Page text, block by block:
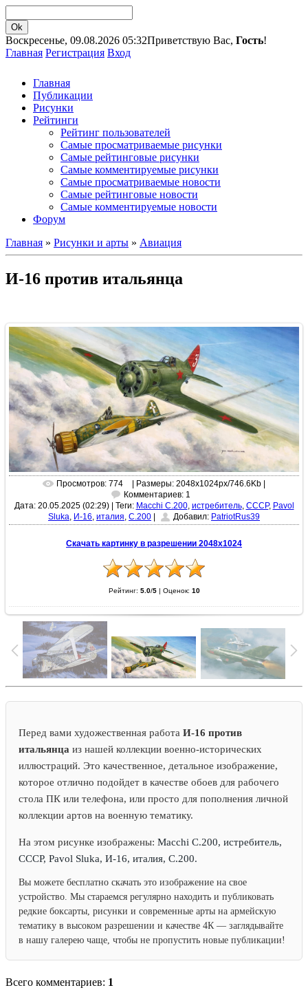
Воскресенье, 09.08.2026 05:32Приветствую Вас, Гость!
Главная Регистрация Вход
Главная
Публикации
Рисунки
Рейтинги
Рейтинг пользователей
Самые просматриваемые рисунки
Самые рейтинговые рисунки
Самые комментируемые рисунки
Самые просматриваемые новости
Самые рейтинговые новости
Самые комментируемые новости
Форум
Главная » Рисунки и арты » Авиация
И-16 против итальянца
Просмотров: 774
| Размеры: 2048x1024px/746.6Kb |
Комментариев: 1
Дата: 20.05.2025 (02:29)| Теги: Macchi C.200, истребитель, СССР, Pavol
Sluka, И-16, италия, C.200 | Добавил: PatriotRus39
Скачать картинку в разрешении 2048x1024
Рейтинг: 5.0/5| Оценок: 10
Перед вами художественная работа И-16 против
итальянца из нашей коллекции военно-исторических
иллюстраций. Это качественное, детальное изображение,
которое отлично подойдет в качестве обоев для рабочего
стола ПК или телефона, или просто для пополнения личной
коллекции артов на военную тематику.
На этом рисунке изображены: Macchi C.200, истребитель,
СССР, Pavol Sluka, И-16, италия, C.200.
Вы можете бесплатно скачать это изображение на свое
устройство. Мы стараемся регулярно находить и публиковать
редкие боксарты, рисунки и современные арты на армейскую
тематику в высоком разрешении и качестве 4К — заглядывайте
в нашу галерею чаще, чтобы не пропустить новые публикации!
Всего комментариев: 1